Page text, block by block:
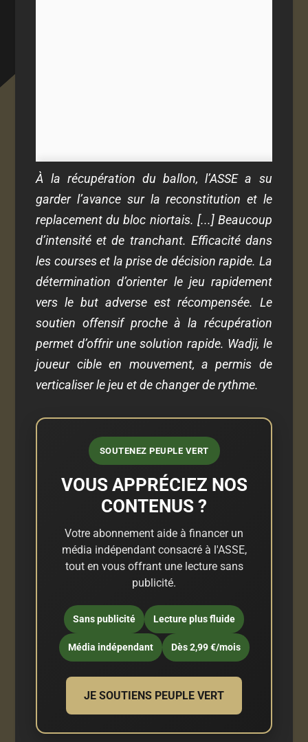
À la récupération du ballon, l’ASSE a su
garder l’avance sur la reconstitution et le
replacement du bloc niortais. [...] Beaucoup
d’intensité et de tranchant. Efficacité dans
les courses et la prise de décision rapide. La
détermination d’orienter le jeu rapidement
vers le but adverse est récompensée. Le
soutien offensif proche à la récupération
permet d’offrir une solution rapide. Wadji, le
joueur cible en mouvement, a permis de
verticaliser le jeu et de changer de rythme.
SOUTENEZ PEUPLE VERT
VOUS APPRÉCIEZ NOS
CONTENUS ?
Votre abonnement aide à financer un
média indépendant consacré à l'ASSE,
tout en vous offrant une lecture sans
publicité.
Sans publicité Lecture plus fluide
Média indépendant Dès 2,99 €/mois
JE SOUTIENS PEUPLE VERT